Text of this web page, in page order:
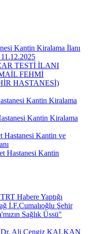
Kantin Kiralama İlanı
TESTİ İLANI
FEHMİ
HASTANESİ)
Kantin Kiralama
Kantin Kiralama
Hastanesi Kantin ve
Hastanesi Kantin
Habere Yaptığı
İ.F.Cumalıoğlu Şehir
Sağlık Üssü"
Dr. Ali Cengiz KALKAN